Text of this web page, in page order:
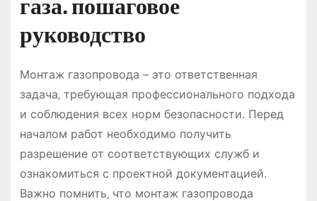
газа⁚ пошаговое
руководство
Монтаж газопровода – это ответственная
задача‚ требующая профессионального подхода
и соблюдения всех норм безопасности․ Перед
началом работ необходимо получить
разрешение от соответствующих служб и
ознакомиться с проектной документацией․
Важно помнить‚ что монтаж газопровода